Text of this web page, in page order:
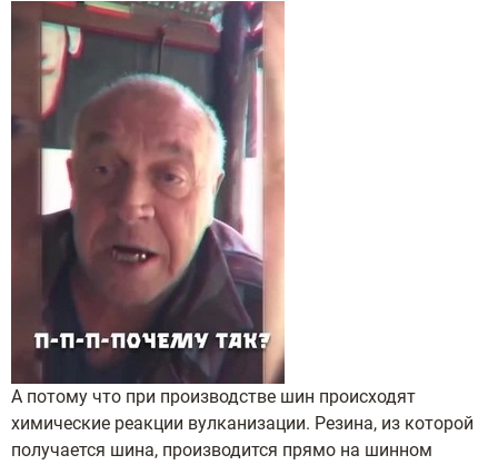
А потому что при производстве шин происходят
химические реакции вулканизации. Резина, из которой
получается шина, производится прямо на шинном